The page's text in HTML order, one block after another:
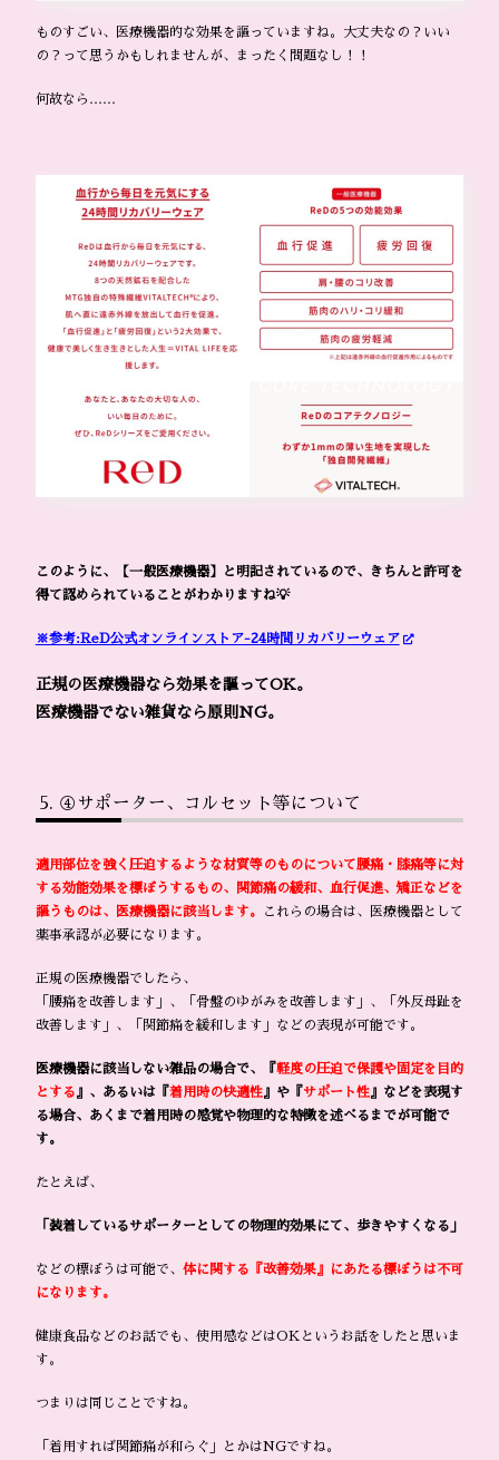
ものすごい、医療機器的な効果を謳っていますね。大丈夫なの？いい
の？って思うかもしれませんが、まったく問題なし！！
何故なら……
このように、【一般医療機器】と明記されているので、きちんと許可を
得て認められていることがわかりますね💡
※参考:ReD公式オンラインストア-24時間リカバリーウェア
正規の医療機器なら効果を謳ってOK。
医療機器でない雑貨なら原則NG。
④サポーター、コルセット等について
適用部位を強く圧迫するような材質等のものについて腰痛・膝痛等に対
する効能効果を標ぼうするもの、関節痛の緩和、血行促進、矯正などを
謳うものは、医療機器に該当します。
これらの場合は、医療機器として
薬事承認が必要になります。
正規の医療機器でしたら、
「腰痛を改善します」、「骨盤のゆがみを改善します」、「外反母趾を
改善します」、「関節痛を緩和します」などの表現が可能です。
医療機器に該当しない雑品の場合で、『軽度の圧迫で保護や固定を目的
とする』、あるいは『着用時の快適性』や『サポート性』などを表現す
る場合、あくまで着用時の感覚や物理的な特徴を述べるまでが可能で
す。
たとえば、
「装着しているサポーターとしての物理的効果にて、歩きやすくなる」
などの標ぼうは可能で、 体に関する『改善効果』にあたる標ぼうは不可
になります。
健康食品などのお話でも、使用感などはOKというお話をしたと思いま
す。
つまりは同じことですね。
「着用すれば関節痛が和らぐ」とかはNGですね。